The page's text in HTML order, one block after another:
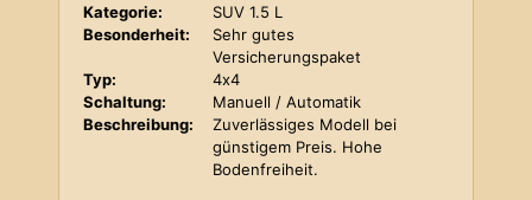
Kategorie:
SUV 1.5 L
Besonderheit:
Sehr gutes
Versicherungspaket
Typ:
4x4
Schaltung:
Manuell / Automatik
Beschreibung:
Zuverlässiges Modell bei
günstigem Preis. Hohe
Bodenfreiheit.